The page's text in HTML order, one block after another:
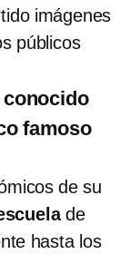
imágenes
públicos
conocido
famoso
de su
de
hasta los